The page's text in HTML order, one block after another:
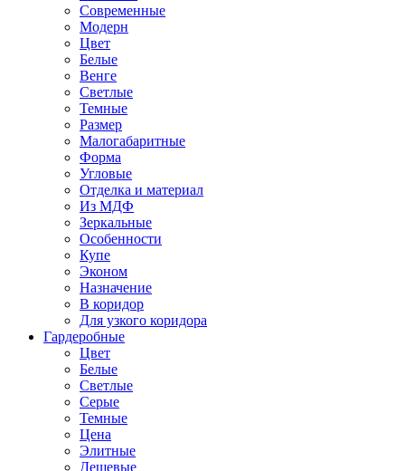
Современные
Модерн
Цвет
Белые
Венге
Светлые
Темные
Размер
Малогабаритные
Форма
Угловые
Отделка и материал
Из МДФ
Зеркальные
Особенности
Купе
Эконом
Назначение
В коридор
Для узкого коридора
Гардеробные
Цвет
Белые
Светлые
Серые
Темные
Цена
Элитные
Дешевые